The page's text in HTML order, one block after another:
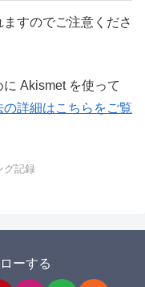
すのでご注意くださ
Akismet を使って
詳細はこちらをご覧
グ記録
ーする